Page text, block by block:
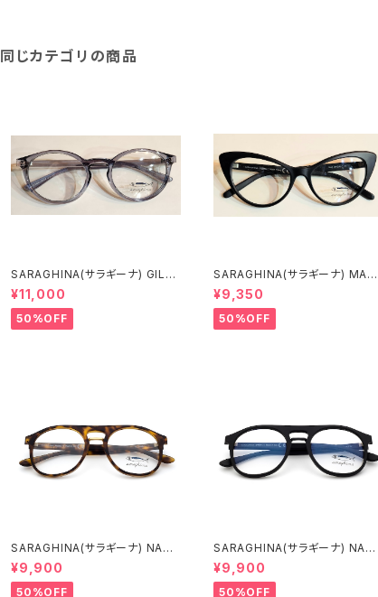
同じカテゴリの商品
SARAGHINA(サラギーナ) GILD
A53 261LV(メガネフレーム)
¥11,000
50%OFF
SARAGHINA(サラギーナ) MAG
ALI 02V(メガネフレーム)
¥9,350
50%OFF
SARAGHINA(サラギーナ) NAND
O VISTA 155V(メガネフレーム)
¥9,900
50%OFF
SARAGHINA(サラギーナ) NAND
O VISTA 170V(メガネフレーム)
¥9,900
50%OFF